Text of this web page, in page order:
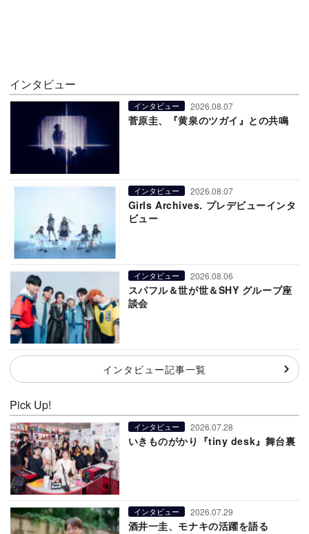
インタビュー
インタビュー 2026.08.07
菅原圭、『黄泉のツガイ』との共鳴
インタビュー 2026.08.07
Girls Archives. プレデビューインタ
ビュー
インタビュー 2026.08.06
スパフル＆世が世＆SHY グループ座
談会
インタビュー記事一覧
Pick Up!
インタビュー 2026.07.28
いきものがかり『tiny desk』舞台裏
インタビュー 2026.07.29
酒井一圭、モナキの活躍を語る